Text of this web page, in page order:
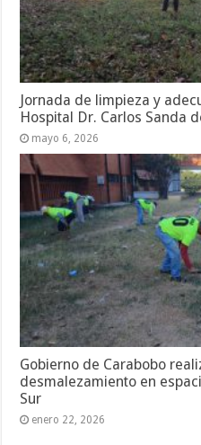
Jornada de limpieza y
Hospital Dr. Carlos Sanda
mayo 6, 2026
Gobierno de Carabobo
desmalezamiento en
Sur
enero 22, 2026